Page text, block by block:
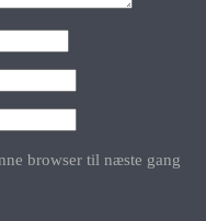
browser til næste gang